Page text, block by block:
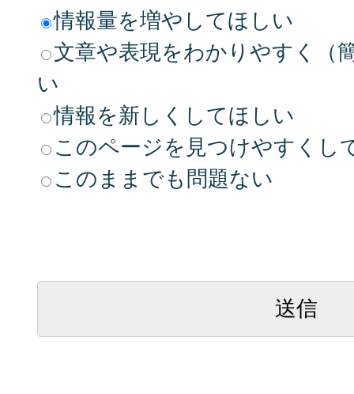
情報量を増やしてほしい
文章や表現をわかりやすく（
い
情報を新しくしてほしい
このページを見つけやすくし
このままでも問題ない